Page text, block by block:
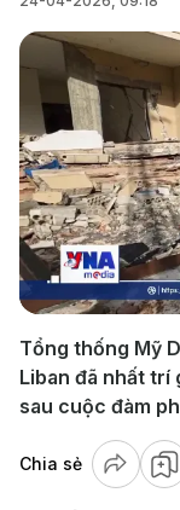
Tổng thống Mỹ
Liban đã nhất trí
sau cuộc đàm
Chia sẻ